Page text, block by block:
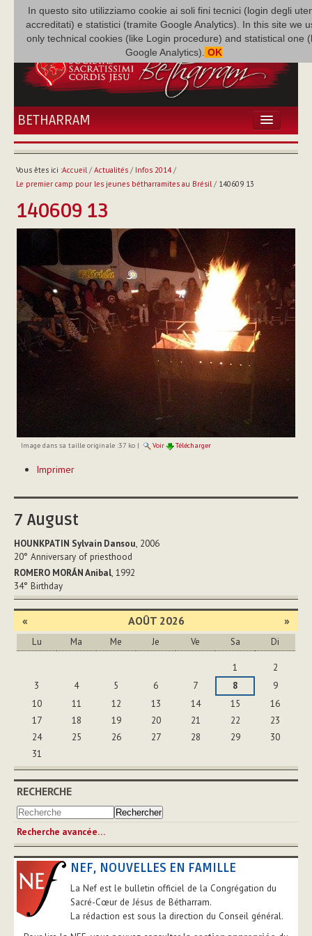
In questo sito utilizziamo cookie ai soli fini tecnici (login degli
accreditati) e statistici (tramite Google Analytics). In this site we
only technical cookies (like Login procedure) and statistical one
Google Analytics). OK
BETHARRAM
ACCUEIL
BÉTHARRAM
FAMILLE
MISSION
P. AUGUSTE ETCHÉCOPAR
Vous êtes ici :Accueil/ Actualités/ Infos 2014/
Le premier camp pour les jeunes bétharramites au Brésil/ 140609 13
140609 13
Image dans sa taille originale :37 ko| Voir Télécharger
sur
document
Imprimer
7 August
HOUNKPATIN Sylvain Dansou, 2006
20° Anniversary of priesthood
ROMERO MORÁN Anibal, 1992
34° Birthday
« AOÛT 2026 »
Lu Ma Me Je Ve Sa Di
1
2
3
4 5 6 7 8
9
10
11 12 13 14 15
16
17
18 19 20 21 22
23
24
25 26 27 28 29
30
31
RECHERCHE
Recherche avancée…
NEF, NOUVELLES EN FAMILLE
La Nef est le bulletin officiel de la Congrégation du
Sacré-Cœur de Jésus de Bétharram.
La rédaction est sous la direction du Conseil général.